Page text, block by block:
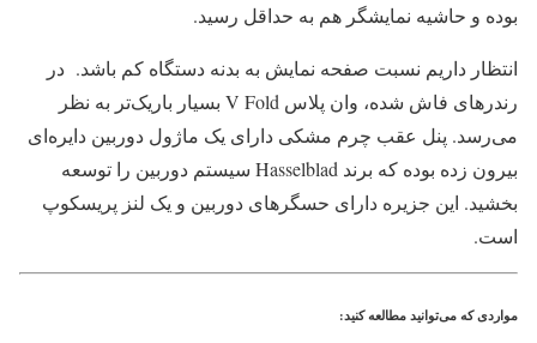
بوده و حاشیه نمایشگر هم به حداقل رسید.
انتظار داریم نسبت صفحه نمایش به بدنه دستگاه کم باشد. در
رندرهای فاش شده، وان پلاس V Fold بسیار باریک‌تر به نظر
می‌رسد. پنل عقب چرم مشکی دارای یک ماژول دوربین دایره‌ای
بیرون زده بوده که برند Hasselblad سیستم دوربین را توسعه
بخشید. این جزیره دارای حسگرهای دوربین و یک لنز پریسکوپ
است.
مواردی که می‌توانید مطالعه کنید: